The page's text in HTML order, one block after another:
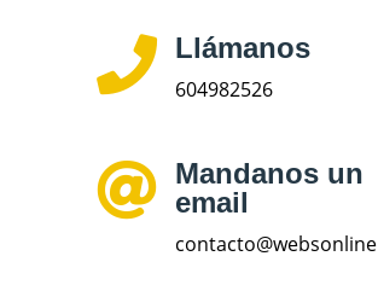
 Llámanos
604982526
 Mandanos un
email
contacto@websonline